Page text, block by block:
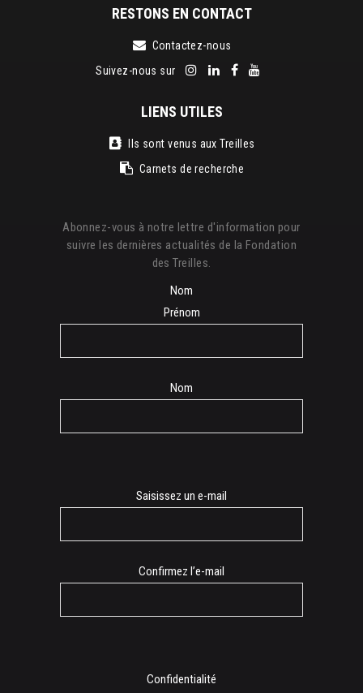
RESTONS EN CONTACT
Contactez-nous
Suivez-nous sur
LIENS UTILES
Ils sont venus aux Treilles
Carnets de recherche
Abonnez-vous à notre lettre d'information pour
suivre les dernières actualités de la Fondation
des Treilles.
Nom
Prénom
Nom
Saisissez un e-mail
Confirmez l’e-mail
Confidentialité